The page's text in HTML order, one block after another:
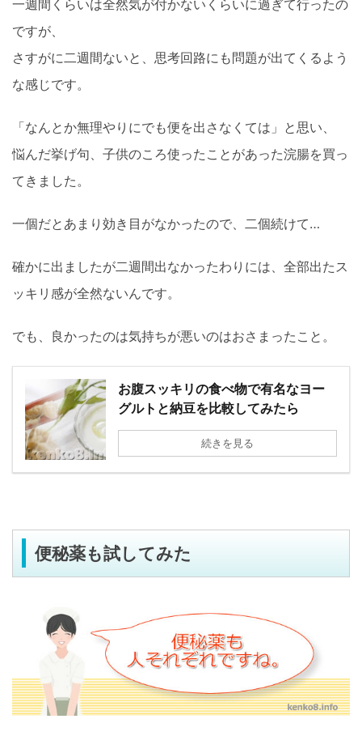
一週間くらいは全然気が付かないくらいに過ぎて行ったの
ですが、
さすがに二週間ないと、思考回路にも問題が出てくるよう
な感じです。
「なんとか無理やりにでも便を出さなくては」と思い、
悩んだ挙げ句、子供のころ使ったことがあった浣腸を買っ
てきました。
一個だとあまり効き目がなかったので、二個続けて…
確かに出ましたが二週間出なかったわりには、全部出たス
ッキリ感が全然ないんです。
でも、良かったのは気持ちが悪いのはおさまったこと。
お腹スッキリの食べ物で有名なヨー
グルトと納豆を比較してみたら
続きを見る
便秘薬も試してみた